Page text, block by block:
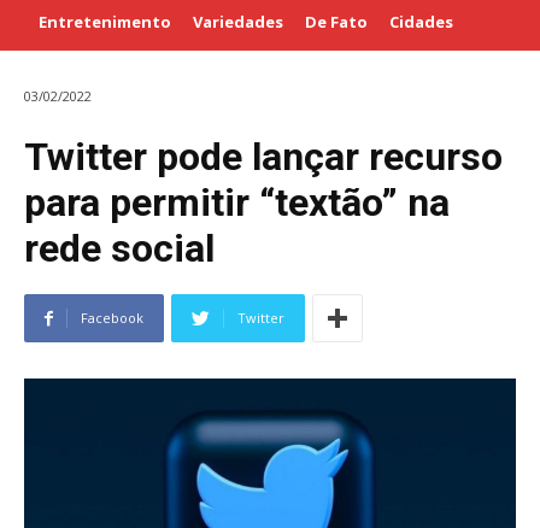
Entretenimento Variedades De Fato Cidades
03/02/2022
Twitter pode lançar recurso
para permitir “textão” na
rede social
Facebook Twitter